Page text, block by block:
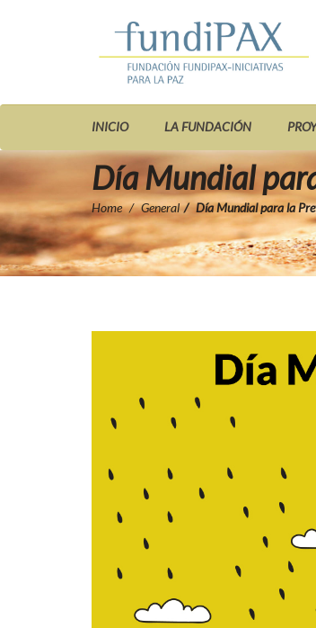
INICIO LA FUNDACIÓN
Día Mundial
Home General Día Mundial para la